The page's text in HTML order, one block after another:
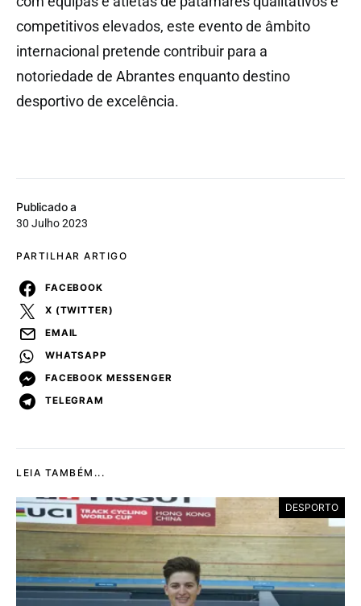
Publicado a
30 Julho 2023
PARTILHAR ARTIGO
FACEBOOK
X (TWITTER)
EMAIL
WHATSAPP
FACEBOOK MESSENGER
TELEGRAM
competitivos elevados, este evento de âmbito
internacional pretende contribuir para a
notoriedade de Abrantes enquanto destino
desportivo de excelência.
LEIA TAMBÉM...
DESPORTO